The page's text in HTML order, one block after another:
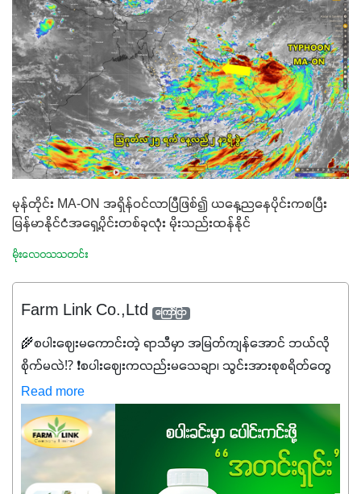
မုန်တိုင်း MA-ON အရှိန်ဝင်လာပြီဖြစ်၍ ယနေ့ညနေပိုင်းကစပြီး
မြန်မာနိုင်ငံအရှေ့ပိုင်းတစ်ခုလုံး မိုးသည်းထန်နိုင်
မိုးလေဝသသတင်း
Farm Link Co.,Ltd ကြော်ငြာ
🌾စပါးဈေးမကောင်းတဲ့ ရာသီမှာ အမြတ်ကျန်အောင် ဘယ်လို
စိုက်မလဲ⁉️ ❗စပါးဈေးကလည်းမသေချာ၊ သွင်းအားစုစရိတ်တွေ
ကလည်း တက်နေတဲ့ဒီလိုအချိန်မှာ သွင်းအားစုဖိုးကို လျှော့ချပြီး
အထွက်နှုန်းကို ထိန်းထားနိုင်မှ ဦးကြီးတို့ အဆင်ပြေမှာနော် ✔️ဒါ
ကြောင့် ကိုယ်သုံးသမျှ ကိုယ့်အတွက်အကျိုးရစေမယ့်
အရည်အသွေးစိတ်ချရတဲ့ သွင်းအားစုပစ္စည်းတွေကိုပဲ ရွေးချယ်
သုံးသင့်ပါတယ်။
Read more